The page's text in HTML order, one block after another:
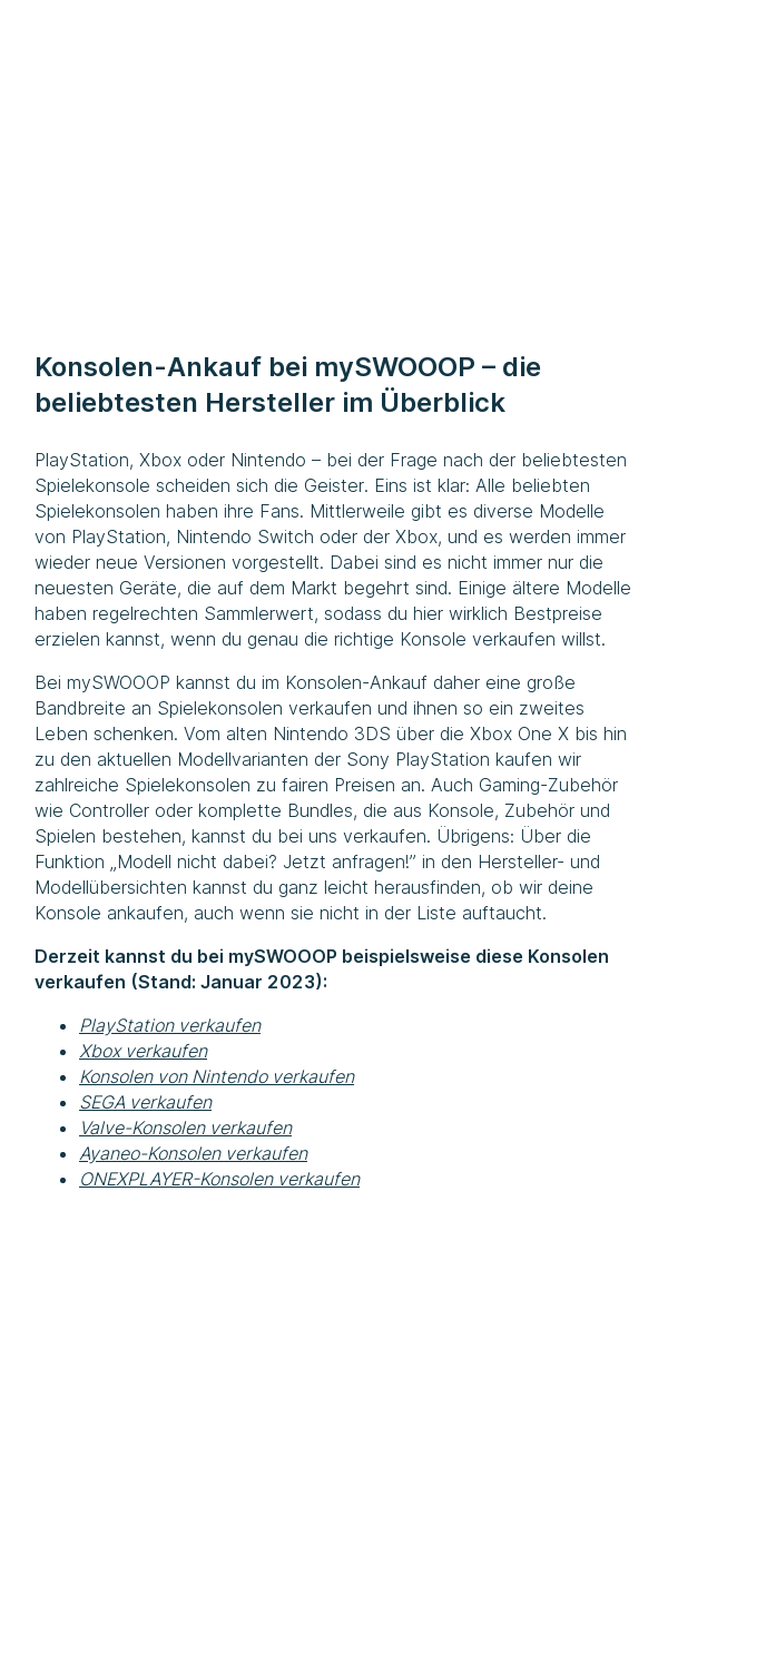
Konsolen-Ankauf bei mySWOOOP – die
beliebtesten Hersteller im Überblick
PlayStation, Xbox oder Nintendo – bei der Frage nach der beliebtesten
Spielekonsole scheiden sich die Geister. Eins ist klar: Alle beliebten
Spielekonsolen haben ihre Fans. Mittlerweile gibt es diverse Modelle
von PlayStation, Nintendo Switch oder der Xbox, und es werden immer
wieder neue Versionen vorgestellt. Dabei sind es nicht immer nur die
neuesten Geräte, die auf dem Markt begehrt sind. Einige ältere Modelle
haben regelrechten Sammlerwert, sodass du hier wirklich Bestpreise
erzielen kannst, wenn du genau die richtige Konsole verkaufen willst.
Bei mySWOOOP kannst du im Konsolen-Ankauf daher eine große
Bandbreite an Spielekonsolen verkaufen und ihnen so ein zweites
Leben schenken. Vom alten Nintendo 3DS über die Xbox One X bis hin
zu den aktuellen Modellvarianten der Sony PlayStation kaufen wir
zahlreiche Spielekonsolen zu fairen Preisen an. Auch Gaming-Zubehör
wie Controller oder komplette Bundles, die aus Konsole, Zubehör und
Spielen bestehen, kannst du bei uns verkaufen. Übrigens: Über die
Funktion „Modell nicht dabei? Jetzt anfragen!” in den Hersteller- und
Modellübersichten kannst du ganz leicht herausfinden, ob wir deine
Konsole ankaufen, auch wenn sie nicht in der Liste auftaucht.
Derzeit kannst du bei mySWOOOP beispielsweise diese Konsolen
verkaufen (Stand: Januar 2023):
PlayStation verkaufen
Xbox verkaufen
Konsolen von Nintendo verkaufen
SEGA verkaufen
Valve-Konsolen verkaufen
Ayaneo-Konsolen verkaufen
ONEXPLAYER-Konsolen verkaufen